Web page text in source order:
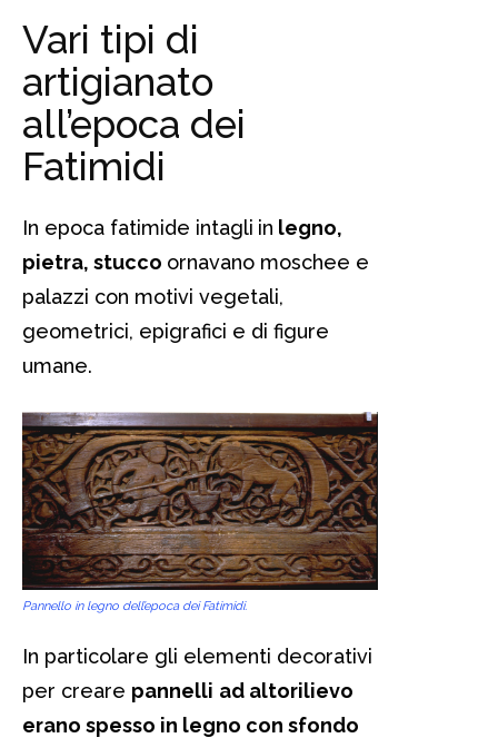
Vari tipi di
artigianato
all’epoca dei
Fatimidi
In epoca fatimide intagli in legno,
pietra, stucco ornavano moschee e
palazzi con motivi vegetali,
geometrici, epigrafici e di figure
umane.
Pannello in legno dell’epoca dei Fatimidi.
In particolare gli elementi decorativi
per creare pannelli ad altorilievo
erano spesso in legno con sfondo